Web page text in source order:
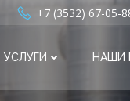
+7 (3532) 67-05-
УСЛУГИ НАШИ